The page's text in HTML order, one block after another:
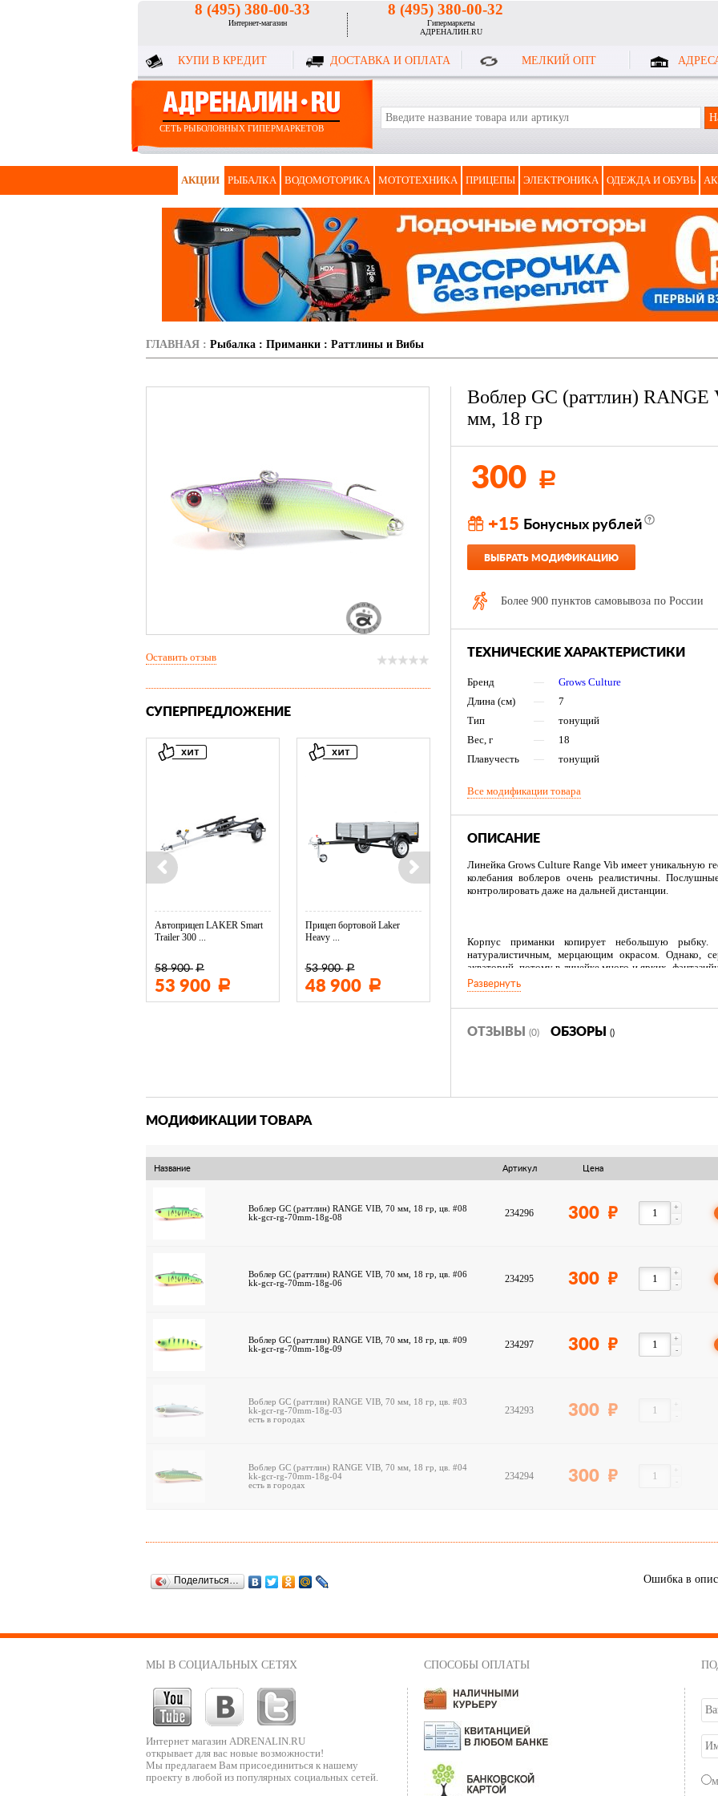
8 (495) 380-00-33
Интернет-магазин
8 (495) 380-00-32
Гипермаркеты
АДРЕНАЛИН.RU
КУПИ В КРЕДИТ ДОСТАВКА И ОПЛАТА МЕЛКИЙ ОПТ
СЕТЬ РЫБОЛОВНЫХ ГИПЕРМАРКЕТОВ
АКЦИИ РЫБАЛКА ВОДОМОТОРИКА МОТОТЕХНИКА ПРИЦЕПЫ ЭЛЕКТРОНИКА ОДЕЖДА И ОБУВЬ
ГЛАВНАЯ : Рыбалка : Приманки : Раттлины и Вибы
Воблер GC (раттлин) RANGE
мм, 18 гр
300 Р
+15 Бонусных рублей
ВЫБРАТЬ МОДИФИКАЦИЮ
Более 900 пунктов самовывоза по России
ТЕХНИЧЕСКИЕ ХАРАКТЕРИСТИКИ
Бренд —
Grows Culture
Длина (см)
—
7
Тип
—
тонущий
Вес, г
—
18
Плавучесть
— тонущий
Все модификации товара
ОПИСАНИЕ
Линейка Grows Culture Range Vib имеет уникальную
колебания воблеров очень реалистичны.
контролировать даже на дальней дистанции.
Корпус приманки копирует небольшую рыбку.
натуралистичным, мерцающим окрасом. Однако,
акваторий, потому в линейке много и ярких,
жаберные крышки, острый плавник на спине,
блики чешуи. Такой облик обманет любого
Развернуть
ОТЗЫВЫ (0) ОБЗОРЫ ()
Оставить отзыв
СУПЕРПРЕДЛОЖЕНИЕ
Автоприцеп LAKER Smart
Trailer 300 ...
58 900 Р
53 900 Р
Прицеп бортовой Laker
Heavy ...
53 900 Р
48 900 Р 11 600 Р
МОДИФИКАЦИИ ТОВАРА
Название Артикул Цена
Воблер GC (раттлин) RANGE VIB, 70 мм, 18 гр, цв. #08
kk-gcr-rg-70mm-18g-08
234296 300 -
+
Воблер GC (раттлин) RANGE VIB, 70 мм, 18 гр, цв. #06
kk-gcr-rg-70mm-18g-06
234295 300 -
+
Воблер GC (раттлин) RANGE VIB, 70 мм, 18 гр, цв. #09
kk-gcr-rg-70mm-18g-09
234297 300 -
+
Воблер GC (раттлин) RANGE VIB, 70 мм, 18 гр, цв. #03
kk-gcr-rg-70mm-18g-03
есть в городах
234293 300 -
+
Воблер GC (раттлин) RANGE VIB, 70 мм, 18 гр, цв. #04
kk-gcr-rg-70mm-18g-04
есть в городах
234294 300 -
+
Ошибка в
Поделиться…
МЫ В СОЦИАЛЬНЫХ СЕТЯХ
Интернет магазин ADRENALIN.RU
открывает для вас новые возможности!
Мы предлагаем Вам присоединиться к нашему
проекту в любой из популярных социальных сетей.
СПОСОБЫ ОПЛАТЫ